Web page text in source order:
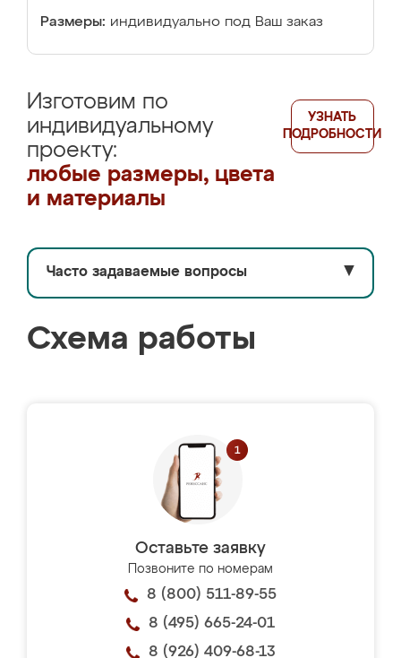
Размеры: индивидуально под Ваш заказ
Изготовим по
индивидуальному
проекту:
любые размеры, цвета
и материалы
УЗНАТЬ
ПОДРОБНОСТИ
Часто задаваемые вопросы ▼
Схема работы
Оставьте заявку
Позвоните по номерам
8 (800) 511-89-55
8 (495) 665-24-01
8 (926) 409-68-13